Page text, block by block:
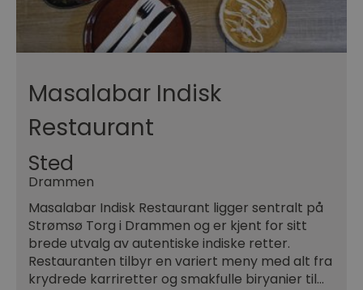
Masalabar Indisk
Restaurant
Sted
Drammen
Masalabar Indisk Restaurant ligger sentralt på
Strømsø Torg i Drammen og er kjent for sitt
brede utvalg av autentiske indiske retter.
Restauranten tilbyr en variert meny med alt fra
krydrede karriretter og smakfulle biryanier til…